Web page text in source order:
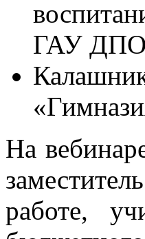
ГАУ
На
работе,